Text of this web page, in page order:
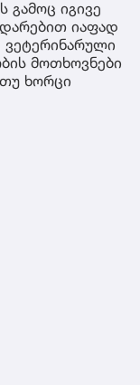
გამოც იგივე
იაფად
მოთხოვნები
ხორცი